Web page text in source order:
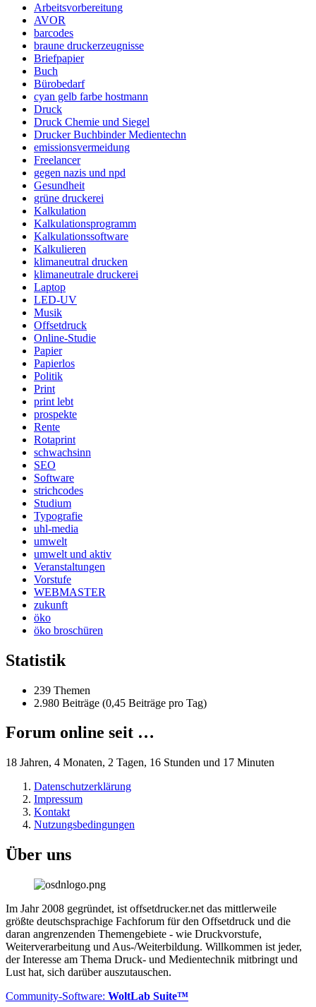
Arbeitsvorbereitung
AVOR
barcodes
braune druckerzeugnisse
Briefpapier
Buch
Bürobedarf
cyan gelb farbe hostmann
Druck
Druck Chemie und Siegel
Drucker Buchbinder Medientechn
emissionsvermeidung
Freelancer
gegen nazis und npd
Gesundheit
grüne druckerei
Kalkulation
Kalkulationsprogramm
Kalkulationssoftware
Kalkulieren
klimaneutral drucken
klimaneutrale druckerei
Laptop
LED-UV
Musik
Offsetdruck
Online-Studie
Papier
Papierlos
Politik
Print
print lebt
prospekte
Rente
Rotaprint
schwachsinn
SEO
Software
strichcodes
Studium
Typografie
uhl-media
umwelt
umwelt und aktiv
Veranstaltungen
Vorstufe
WEBMASTER
zukunft
öko
öko broschüren
Statistik
239 Themen
2.980 Beiträge (0,45 Beiträge pro Tag)
Forum online seit …
18 Jahren, 4 Monaten, 2 Tagen, 16 Stunden und 17 Minuten
Datenschutzerklärung
Impressum
Kontakt
Nutzungsbedingungen
Über uns
Im Jahr 2008 gegründet, ist offsetdrucker.net das mittlerweile
größte deutschsprachige Fachforum für den Offsetdruck und die
daran angrenzenden Themengebiete - wie Druckvorstufe,
Weiterverarbeitung und Aus-/Weiterbildung. Willkommen ist jeder,
der Interesse am Thema Druck- und Medientechnik mitbringt und
Lust hat, sich darüber auszutauschen.
Community-Software: WoltLab Suite™